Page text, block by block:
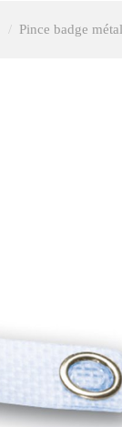
Pince badge